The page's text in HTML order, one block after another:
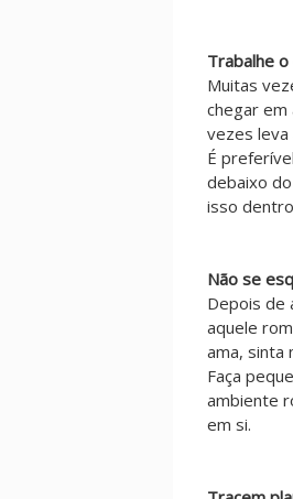
Trabalhe
Muitas
chegar em
vezes
É
debaixo
isso
Não se
Depois de
aquele
ama, sinta
Faça
ambiente
em si.